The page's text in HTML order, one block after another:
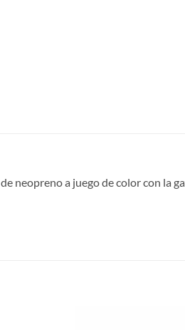
neopreno a juego de color con la